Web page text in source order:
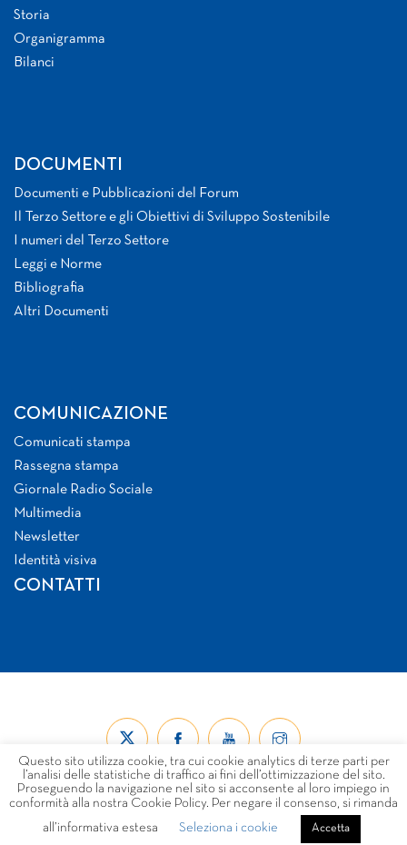
Storia
Organigramma
Bilanci
DOCUMENTI
Documenti e Pubblicazioni del Forum
Il Terzo Settore e gli Obiettivi di Sviluppo Sostenibile
I numeri del Terzo Settore
Leggi e Norme
Bibliografia
Altri Documenti
COMUNICAZIONE
Comunicati stampa
Rassegna stampa
Giornale Radio Sociale
Multimedia
Newsletter
Identità visiva
CONTATTI
© Forum Nazionale del Terzo Settore ETS 2026
Questo sito utilizza cookie, tra cui cookie analytics di terze parti per
l’analisi delle statistiche di traffico ai fini dell’ottimizzazione del sito.
Proseguendo la navigazione nel sito si acconsente al loro impiego in
conformità alla nostra Cookie Policy. Per negare il consenso, si rimanda
all’informativa estesa
Seleziona i cookie Accetta